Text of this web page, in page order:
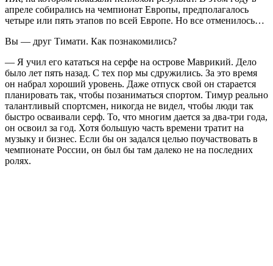
апреле собирались на чемпионат Европы, предполагалось
четыре или пять этапов по всей Европе. Но все отменилось…
Вы — друг Тимати. Как познакомились?
— Я учил его кататься на серфе на острове Маврикий. Дело
было лет пять назад. С тех пор мы сдружились. За это время
он набрал хороший уровень. Даже отпуск свой он старается
планировать так, чтобы позаниматься спортом. Тимур реально
талантливый спортсмен, никогда не видел, чтобы люди так
быстро осваивали серф. То, что многим дается за два-три года,
он освоил за год. Хотя большую часть времени тратит на
музыку и бизнес. Если бы он задался целью поучаствовать в
чемпионате России, он был бы там далеко не на последних
ролях.